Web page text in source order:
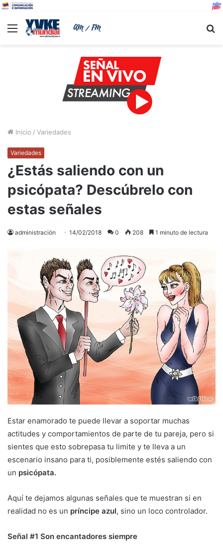
Menu
Inicio / Variedades
Variedades
¿Estás saliendo con un
psicópata? Descúbrelo con
estas señales
administración 14/02/2018 0 208 1 minuto de lectura
Estar enamorado te puede llevar a soportar muchas
actitudes y comportamientos de parte de tu pareja, pero si
sientes que esto sobrepasa tu limite y te lleva a un
escenario insano para ti, posiblemente estés saliendo con
un psicópata.
Aquí te dejamos algunas señales que te muestran si en
realidad no es un príncipe azul, sino un loco controlador.
Señal #1 Son encantadores siempre